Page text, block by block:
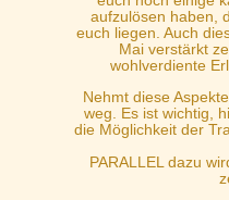
aufzulösen haben,
euch liegen. Auch
Mai verstärkt
wohlverdiente
Nehmt diese
weg. Es ist wichtig,
die Möglichkeit der
PARALLEL dazu